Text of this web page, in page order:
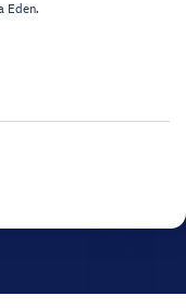
Eden.